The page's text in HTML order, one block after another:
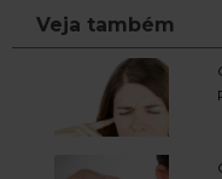
Veja também